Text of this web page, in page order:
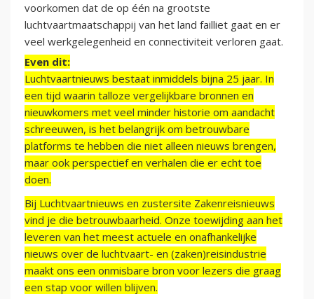
voorkomen dat de op één na grootste
luchtvaartmaatschappij van het land failliet gaat en er
veel werkgelegenheid en connectiviteit verloren gaat.
Even dit:
Luchtvaartnieuws bestaat inmiddels bijna 25 jaar. In
een tijd waarin talloze vergelijkbare bronnen en
nieuwkomers met veel minder historie om aandacht
schreeuwen, is het belangrijk om betrouwbare
platforms te hebben die niet alleen nieuws brengen,
maar ook perspectief en verhalen die er echt toe
doen.
Bij Luchtvaartnieuws en zustersite Zakenreisnieuws
vind je die betrouwbaarheid. Onze toewijding aan het
leveren van het meest actuele en onafhankelijke
nieuws over de luchtvaart- en (zaken)reisindustrie
maakt ons een onmisbare bron voor lezers die graag
een stap voor willen blijven.